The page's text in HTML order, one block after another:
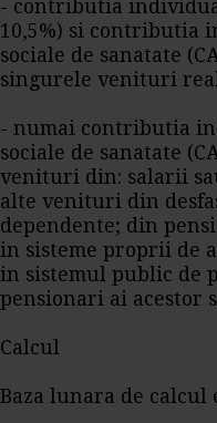
- contributia
10,5%) si contributia
sociale de sanatate
singurele venituri
- numai contributia
sociale de sanatate
venituri din: salarii
alte venituri din
dependente; din
in sisteme proprii de
in sistemul public de
pensionari ai acestor
Calcul
Baza lunara de calcul